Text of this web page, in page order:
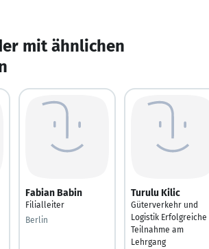
mit ähnlichen
Fabian Babin
Filialleiter
Berlin
Turulu Kilic
Güterverkehr und
Logistik Erfolgreiche
Teilnahme am
Lehrgang